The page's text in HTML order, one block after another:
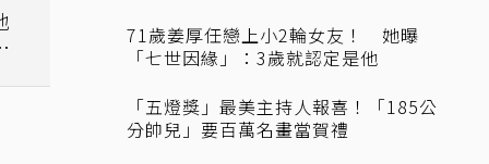
71歲姜厚任戀上小2輪女友！ 她曝
「七世因緣」：3歲就認定是他
「五燈獎」最美主持人報喜！「185公
分帥兒」要百萬名畫當賀禮